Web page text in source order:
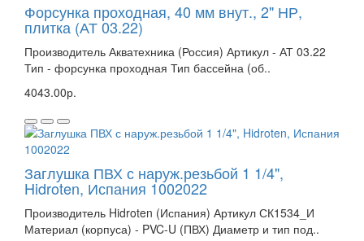
Форсунка проходная, 40 мм внут., 2" НР,
плитка (АТ 03.22)
Производитель Акватехника (Россия) Артикул - АТ 03.22
Тип - форсунка проходная Тип бассейна (об..
4043.00р.
Заглушка ПВХ с наруж.резьбой 1 1/4",
Hidroten, Испания 1002022
Производитель Hidroten (Испания) Артикул СК1534_И
Материал (корпуса) - PVC-U (ПВХ) Диаметр и тип под..